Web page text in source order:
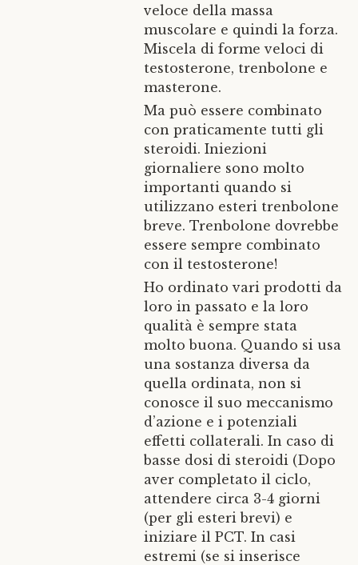
veloce della massa
muscolare e quindi la forza.
Miscela di forme veloci di
testosterone, trenbolone e
masterone.
Ma può essere combinato
con praticamente tutti gli
steroidi. Iniezioni
giornaliere sono molto
importanti quando si
utilizzano esteri trenbolone
breve. Trenbolone dovrebbe
essere sempre combinato
con il testosterone!
Ho ordinato vari prodotti da
loro in passato e la loro
qualità è sempre stata
molto buona. Quando si usa
una sostanza diversa da
quella ordinata, non si
conosce il suo meccanismo
d’azione e i potenziali
effetti collaterali. In caso di
basse dosi di steroidi (Dopo
aver completato il ciclo,
attendere circa 3-4 giorni
(per gli esteri brevi) e
iniziare il PCT. In casi
estremi (se si inserisce